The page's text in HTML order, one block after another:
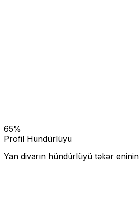
65%
Profil Hündürlüyü
Yan divarın hündürlüyü təkər eninin